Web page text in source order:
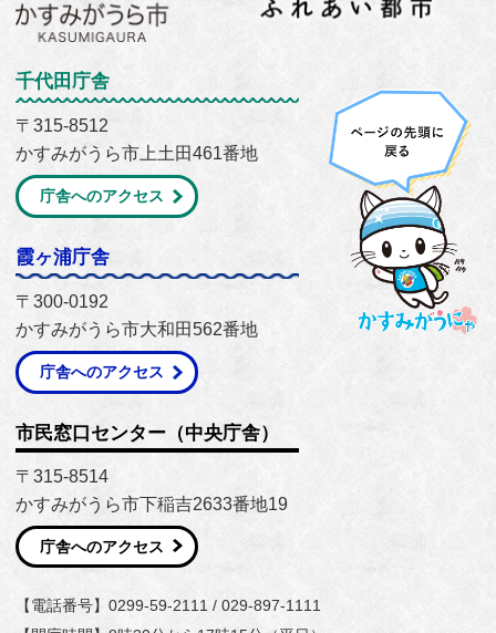
千代田庁舎
〒315-8512
かすみがうら市上土田461番地
庁舎へのアクセス
霞ヶ浦庁舎
〒300-0192
かすみがうら市大和田562番地
庁舎へのアクセス
市民窓口センター（中央庁舎）
〒315-8514
かすみがうら市下稲吉2633番地19
庁舎へのアクセス
【電話番号】0299-59-2111 / 029-897-1111